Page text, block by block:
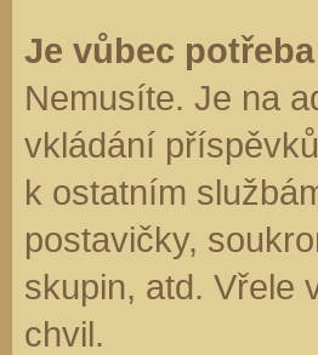
Je vůbec
Nemusíte. Je na
vkládání
k ostatním
postavičky,
skupin, atd. Vřele
chvil.